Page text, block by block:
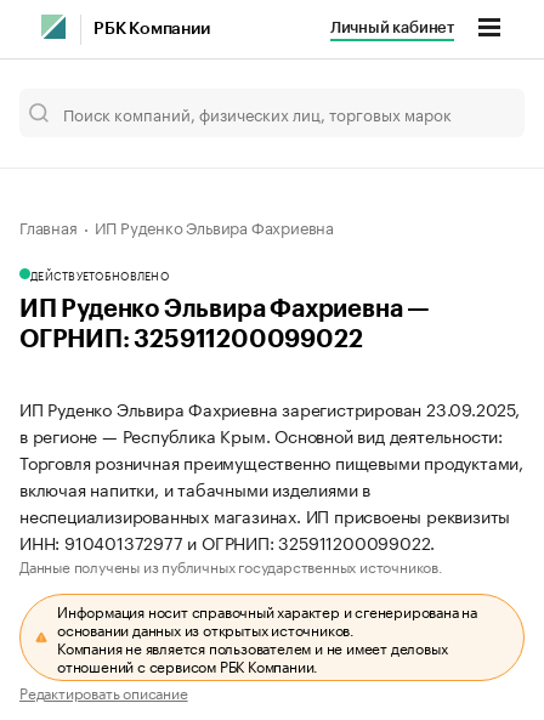
РБК Компании Личный кабинет
Главная ИП Руденко Эльвира Фахриевна
ДЕЙСТВУЕТОБНОВЛЕНО
ИП Руденко Эльвира Фахриевна —
ОГРНИП: 325911200099022
ИП Руденко Эльвира Фахриевна зарегистрирован 23.09.2025,
в регионе — Республика Крым. Основной вид деятельности:
Торговля розничная преимущественно пищевыми продуктами,
включая напитки, и табачными изделиями в
неспециализированных магазинах. ИП присвоены реквизиты
ИНН: 910401372977 и ОГРНИП: 325911200099022.
Данные получены из публичных государственных источников.
Информация носит справочный характер и сгенерирована на
основании данных из открытых источников.
Компания не является пользователем и не имеет деловых
отношений с сервисом РБК Компании.
Редактировать описание